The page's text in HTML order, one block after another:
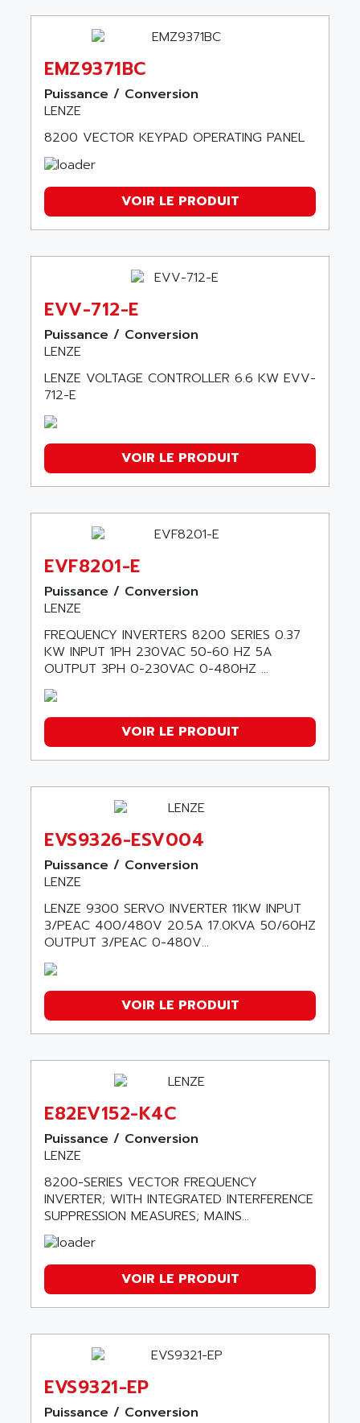
EMZ9371BC
Puissance / Conversion
LENZE
8200 VECTOR KEYPAD OPERATING PANEL
VOIR LE PRODUIT
EVV-712-E
Puissance / Conversion
LENZE
LENZE VOLTAGE CONTROLLER 6.6 KW EVV-
712-E
VOIR LE PRODUIT
EVF8201-E
Puissance / Conversion
LENZE
FREQUENCY INVERTERS 8200 SERIES 0.37
KW INPUT 1PH 230VAC 50-60 HZ 5A
OUTPUT 3PH 0-230VAC 0-480HZ ...
VOIR LE PRODUIT
EVS9326-ESV004
Puissance / Conversion
LENZE
LENZE 9300 SERVO INVERTER 11KW INPUT
3/PEAC 400/480V 20.5A 17.0KVA 50/60HZ
OUTPUT 3/PEAC 0-480V...
VOIR LE PRODUIT
E82EV152-K4C
Puissance / Conversion
LENZE
8200-SERIES VECTOR FREQUENCY
INVERTER; WITH INTEGRATED INTERFERENCE
SUPPRESSION MEASURES; MAINS...
VOIR LE PRODUIT
EVS9321-EP
Puissance / Conversion